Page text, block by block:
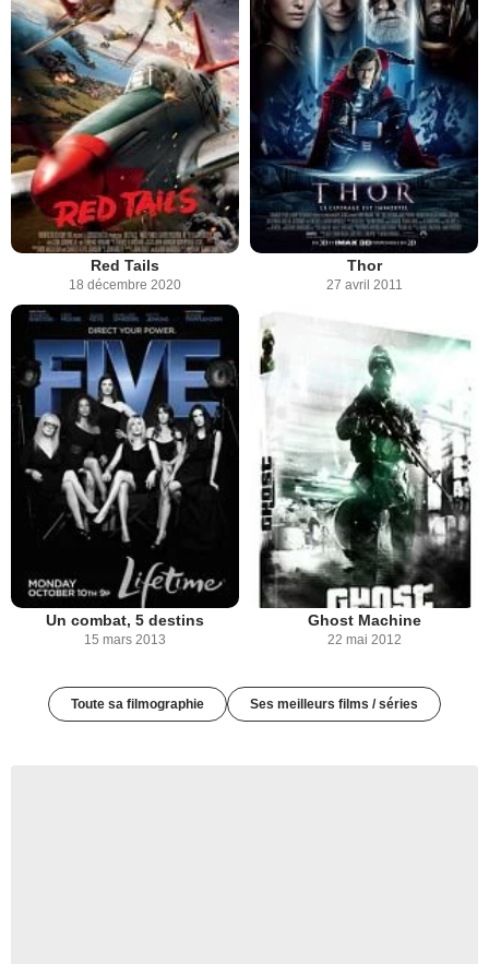
Red Tails
18 décembre 2020
Thor
27 avril 2011
Un combat, 5 destins
15 mars 2013
Ghost Machine
22 mai 2012
Toute sa filmographie Ses meilleurs films / séries